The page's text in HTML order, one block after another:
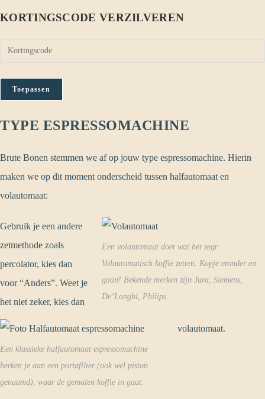
KORTINGSCODE VERZILVEREN
Toepassen
TYPE ESPRESSOMACHINE
Brute Bonen stemmen we af op jouw type espressomachine. Hierin
maken we op dit moment onderscheid tussen halfautomaat en
volautomaat:
Een volautomaat doet wat het zegt:
Volautomatisch koffie zetten. Kopje eronder en
gaan! Bekende merken zijn Jura, Siemens,
De’Longhi, Philips.
Een klassieke halfautomaat espressomachine
herken je aan een portafilter (ook wel piston
genaamd), waar de gemalen koffie in gaat.
Gebruik je een andere
zetmethode zoals
percolator, kies dan
voor “Anders”. Weet je
het niet zeker, kies dan
volautomaat.